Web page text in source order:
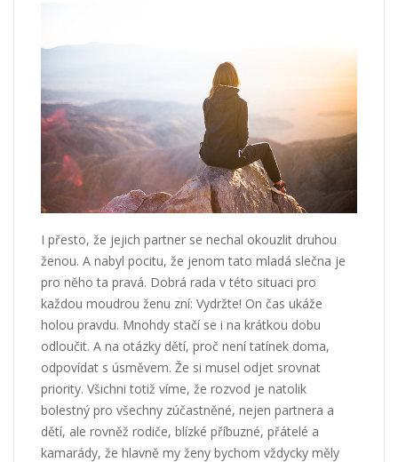
I přesto, že jejich partner se nechal okouzlit druhou
ženou. A nabyl pocitu, že jenom tato mladá slečna je
pro něho ta pravá. Dobrá rada v této situaci pro
každou moudrou ženu zní: Vydržte! On čas ukáže
holou pravdu. Mnohdy stačí se i na krátkou dobu
odloučit. A na otázky dětí, proč není tatínek doma,
odpovídat s úsměvem. Že si musel odjet srovnat
priority. Všichni totiž víme, že rozvod je natolik
bolestný pro všechny zúčastněné, nejen partnera a
dětí, ale rovněž rodiče, blízké příbuzné, přátelé a
kamarády, že hlavně my ženy bychom vždycky měly